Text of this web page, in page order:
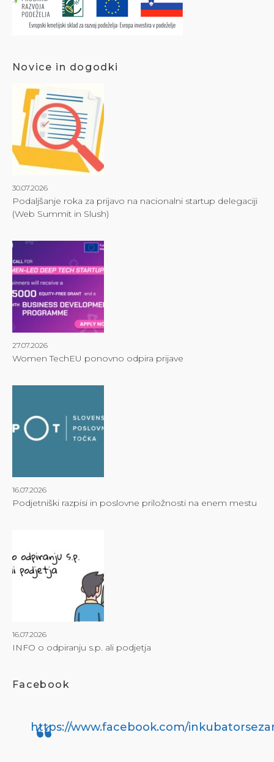
Novice in dogodki
30.07.2026
Podaljšanje roka za prijavo na nacionalni startup delegaciji
(Web Summit in Slush)
27.07.2026
Women TechEU ponovno odpira prijave
16.07.2026
Podjetniški razpisi in poslovne priložnosti na enem mestu
16.07.2026
INFO o odpiranju s.p. ali podjetja
Facebook
https://www.facebook.com/